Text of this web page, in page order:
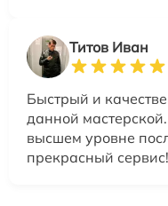
Титов Иван
Быстрый и
данной
высшем уровне
прекрасный сервис!